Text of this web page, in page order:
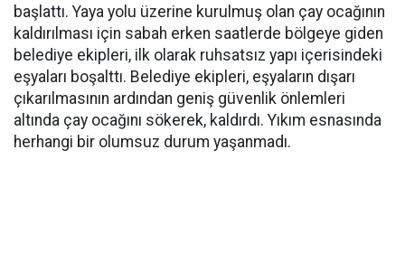
başlattı. Yaya yolu üzerine kurulmuş olan çay ocağının
kaldırılması için sabah erken saatlerde bölgeye giden
belediye ekipleri, ilk olarak ruhsatsız yapı içerisindeki
eşyaları boşalttı. Belediye ekipleri, eşyaların dışarı
çıkarılmasının ardından geniş güvenlik önlemleri
altında çay ocağını sökerek, kaldırdı. Yıkım esnasında
herhangi bir olumsuz durum yaşanmadı.